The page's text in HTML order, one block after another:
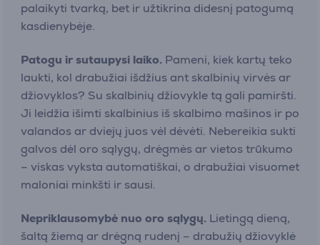
palaikyti tvarką, bet ir užtikrina didesnį patogumą
kasdienybėje.
Patogu ir sutaupysi laiko. Pameni, kiek kartų teko
laukti, kol drabužiai išdžius ant skalbinių virvės ar
džiovyklos? Su skalbinių džiovykle tą gali pamiršti.
Ji leidžia išimti skalbinius iš skalbimo mašinos ir po
valandos ar dviejų juos vėl dėvėti. Nebereikia sukti
galvos dėl oro sąlygų, drėgmės ar vietos trūkumo
– viskas vyksta automatiškai, o drabužiai visuomet
maloniai minkšti ir sausi.
Nepriklausomybė nuo oro sąlygų. Lietingą dieną,
šaltą žiemą ar drėgną rudenį – drabužių džiovyklė